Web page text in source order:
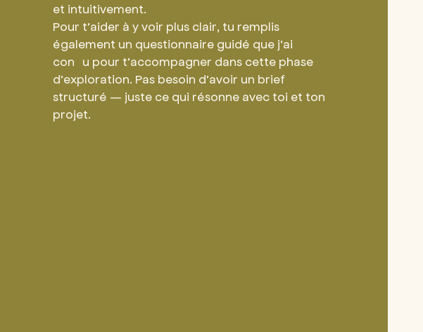
et intuitivement.
Pour t’aider à y voir plus clair, tu remplis
également un questionnaire guidé que j’ai
conçu pour t’accompagner dans cette phase
d’exploration. Pas besoin d’avoir un brief
structuré — juste ce qui résonne avec toi et ton
projet.